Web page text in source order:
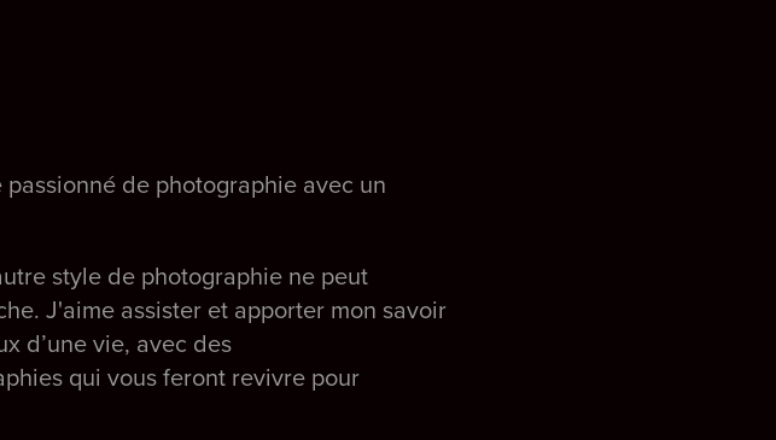
de photographie avec un
style de photographie ne peut
J'aime assister et apporter mon savoir
d’une vie, avec des
qui vous feront revivre pour